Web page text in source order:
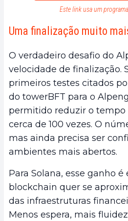
Este link usa um
Uma finalização muito
O verdadeiro desafio do
velocidade de finalização.
primeiros testes citados
do towerBFT para o
permitido reduzir o tempo
cerca de 100 vezes. O
mas ainda precisa ser
ambientes mais abertos.
Para Solana, esse ganho é
blockchain quer se
das infraestruturas
Menos espera, mais